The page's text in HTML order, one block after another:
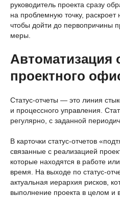
руководитель проекта сразу
на проблемную точку, раскроет
чтобы дойти до первопричины
меры.
Автоматизация
проектного
Статус-отчеты — это линия
и процессного управления.
регулярно, с заданной
В карточки статус-отчетов
связанные с реализацией
которые находятся в работе
время. На выходе по статус-
актуальная иерархия рисков,
выполнение проекта в целом и